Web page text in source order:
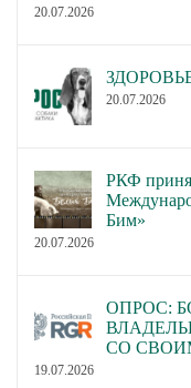
20.07.2026
20.07.2026
РКФ
Бим»
20.07.2026
ОПРОС:
СО
19.07.2026